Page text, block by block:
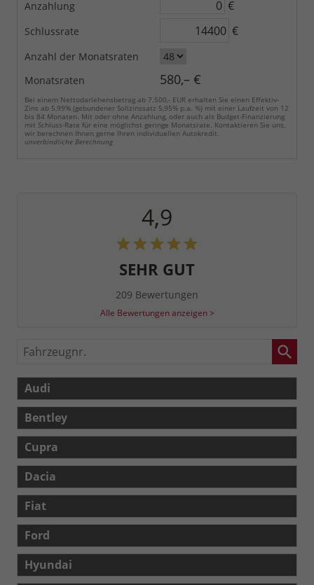
Anzahlung €
Schlussrate €
Anzahl der Monatsraten
Monatsraten
580,– €
Bei einem Nettodarlehensbetrag ab 7.500,- EUR erhalten Sie einen Effektiv-
Zins ab 5,99% (gebundener Sollzinssatz 5,95% p.a. %) mit einer Laufzeit von 12
bis 84 Monaten. Mit oder ohne Anzahlung, oder auch als Budget-Finanzierung
mit Schluss-Rate für eine möglichst geringe Monatsrate. Kontaktieren Sie uns,
wir berechnen Ihnen gerne Ihren individuellen Autokredit.
unverbindliche Berechnung
4,9
SEHR GUT
209 Bewertungen
Alle Bewertungen anzeigen >
Fahrzeugnr.
Audi
Bentley
Cupra
Dacia
Fiat
Ford
Hyundai